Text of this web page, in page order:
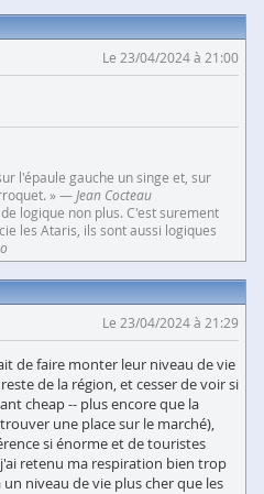
Le 23/04/2024 à 21:00
l'épaule gauche un singe et, sur
» — Jean Cocteau
logique non plus. C'est surement
les Ataris, ils sont aussi logiques
Le 23/04/2024 à 21:29
de faire monter leur niveau de vie
de la région, et cesser de voir si
cheap -- plus encore que la
une place sur le marché),
si énorme et de touristes
retenu ma respiration bien trop
niveau de vie plus cher que les